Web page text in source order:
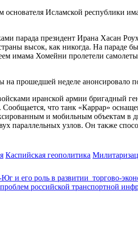
основателя Исламской республики
парада президент Ирана Хасан
высок, как никогда. На параде
имама Хомейни пролетели
на прошедшей неделе анонсировало
иранской армии бригадный
что танк «Каррар»
и мобильным объектам в
параллельных узлов. Он также
Каспийская геополитика
и его роль в развитии торгово-
российской транспортной